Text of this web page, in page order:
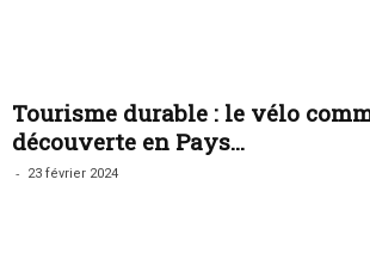
Tourisme durable : le vélo
découverte en Pays...
- 23 février 2024